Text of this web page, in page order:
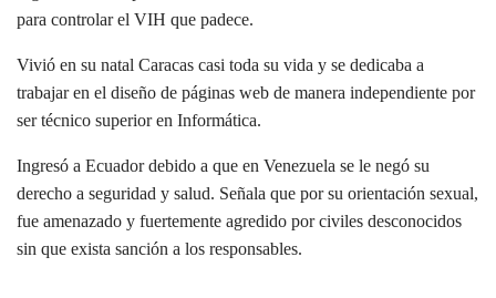
para controlar el VIH que padece.
Vivió en su natal Caracas casi toda su vida y se dedicaba a
trabajar en el diseño de páginas web de manera independiente por
ser técnico superior en Informática.
Ingresó a Ecuador debido a que en Venezuela se le negó su
derecho a seguridad y salud. Señala que por su orientación sexual,
fue amenazado y fuertemente agredido por civiles desconocidos
sin que exista sanción a los responsables.